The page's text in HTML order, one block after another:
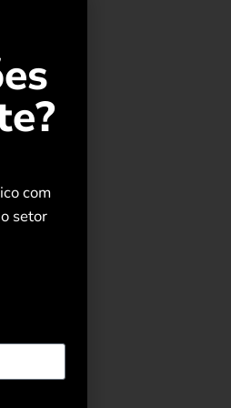
com
setor